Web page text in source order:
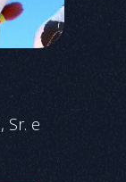
Sr. e